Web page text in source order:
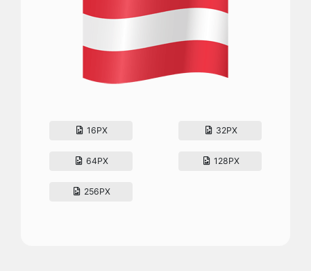
16PX 32PX
64PX 128PX
256PX